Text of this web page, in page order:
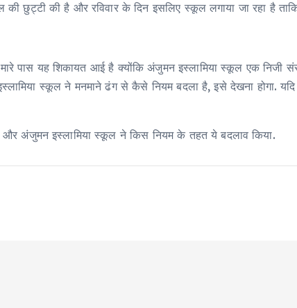
छुट्टी की है और रविवार के दिन इसलिए स्कूल लगाया जा रहा है
पास यह शिकायत आई है क्योंकि अंजुमन इस्लामिया स्कूल एक निजी
स्कूल ने मनमाने ढंग से कैसे नियम बदला है, इसे देखना होगा.
और अंजुमन इस्लामिया स्कूल ने किस नियम के तहत ये बदलाव किया.